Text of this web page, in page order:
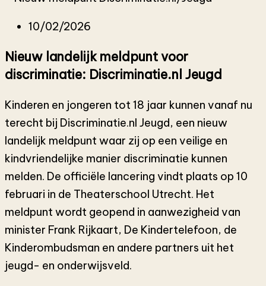
10/02/2026
Nieuw landelijk meldpunt voor
discriminatie: Discriminatie.nl Jeugd
Kinderen en jongeren tot 18 jaar kunnen vanaf nu
terecht bij Discriminatie.nl Jeugd, een nieuw
landelijk meldpunt waar zij op een veilige en
kindvriendelijke manier discriminatie kunnen
melden. De officiële lancering vindt plaats op 10
februari in de Theaterschool Utrecht. Het
meldpunt wordt geopend in aanwezigheid van
minister Frank Rijkaart, De Kindertelefoon, de
Kinderombudsman en andere partners uit het
jeugd- en onderwijsveld.